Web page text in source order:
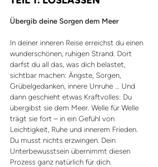
Übergib deine Sorgen dem Meer
In deiner inneren Reise erreichst du einen
wunderschönen, ruhigen Strand. Dort
darfst du all das, was dich belastet,
sichtbar machen: Ängste, Sorgen,
Grübelgedanken, innere Unruhe ... Und
dann geschieht etwas Kraftvolles: Du
übergibst sie dem Meer. Welle für Welle
trägt sie fort – in ein Gefühl von
Leichtigkeit, Ruhe und innerem Frieden.
Du musst nichts erzwingen. Dein
Unterbewusstsein übernimmt diesen
Prozess ganz natürlich für dich.